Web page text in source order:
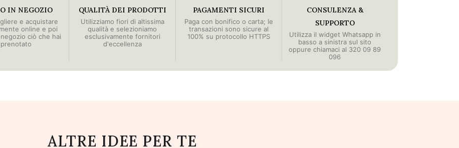
IN NEGOZIO
e acquistare
online e poi
ciò che hai
prenotato
QUALITÀ DEI PRODOTTI
Utilizziamo fiori di altissima
qualità e selezioniamo
esclusivamente fornitori
d'eccellenza
PAGAMENTI SICURI
Paga con bonifico o carta; le
transazioni sono sicure al
100% su protocollo HTTPS
CONSULENZA &
SUPPORTO
Utilizza il widget Whatsapp in
basso a sinistra sul sito
oppure chiamaci al 320 09 89
096
ALTRE IDEE PER TE